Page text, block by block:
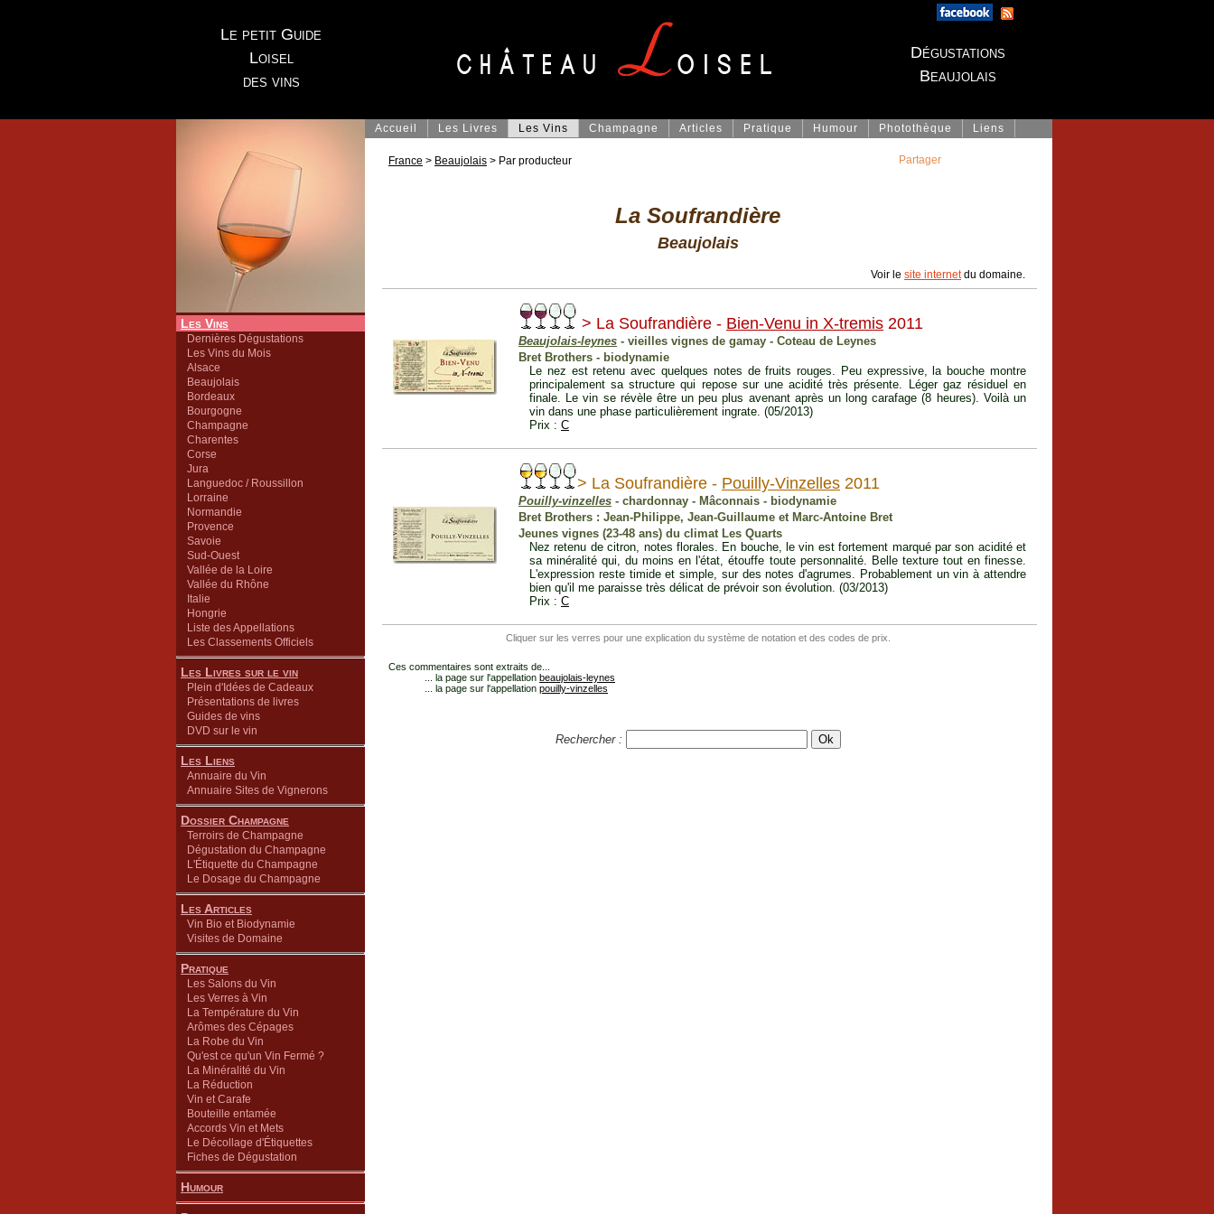
Le petit Guide
Loisel
des vins
Dégustations
Beaujolais
Les Vins
Dernières Dégustations
Les Vins du Mois
Alsace
Beaujolais
Bordeaux
Bourgogne
Champagne
Charentes
Corse
Jura
Languedoc / Roussillon
Lorraine
Normandie
Provence
Savoie
Sud-Ouest
Vallée de la Loire
Vallée du Rhône
Italie
Hongrie
Liste des Appellations
Les Classements Officiels
Les Livres sur le vin
Plein d'Idées de Cadeaux
Présentations de livres
Guides de vins
DVD sur le vin
Les Liens
Annuaire du Vin
Annuaire Sites de Vignerons
Dossier Champagne
Terroirs de Champagne
Dégustation du Champagne
L'Étiquette du Champagne
Le Dosage du Champagne
Les Articles
Vin Bio et Biodynamie
Visites de Domaine
Pratique
Les Salons du Vin
Les Verres à Vin
La Température du Vin
Arômes des Cépages
La Robe du Vin
Qu'est ce qu'un Vin Fermé ?
La Minéralité du Vin
La Réduction
Vin et Carafe
Bouteille entamée
Accords Vin et Mets
Le Décollage d'Étiquettes
Fiches de Dégustation
Humour
Accueil Les Livres Les Vins Champagne Articles Pratique Humour Photothèque Liens
France > Beaujolais > Par producteur
La Soufrandière
Beaujolais
Voir le site internetdu domaine.
> La Soufrandière - Bien-Venu in X-tremis 2011
Beaujolais-leynes - vieilles vignes de gamay - Coteau de Leynes
Bret Brothers - biodynamie
Le nez est retenu avec quelques notes de fruits rouges. Peu expressive, la bouche montre
principalement sa structure qui repose sur une acidité très présente. Léger gaz résiduel en
finale. Le vin se révèle être un peu plus avenant après un long carafage (8 heures). Voilà un
vin dans une phase particulièrement ingrate. (05/2013)
Prix : C
> La Soufrandière - Pouilly-Vinzelles 2011
Pouilly-vinzelles - chardonnay - Mâconnais - biodynamie
Bret Brothers : Jean-Philippe, Jean-Guillaume et Marc-Antoine Bret
Jeunes vignes (23-48 ans) du climat Les Quarts
Nez retenu de citron, notes florales. En bouche, le vin est fortement marqué par son acidité et
sa minéralité qui, du moins en l'état, étouffe toute personnalité. Belle texture tout en finesse.
L'expression reste timide et simple, sur des notes d'agrumes. Probablement un vin à attendre
bien qu'il me paraisse très délicat de prévoir son évolution. (03/2013)
Prix : C
Cliquer sur les verres pour une explication du système de notation et des codes de prix.
Ces commentaires sont extraits de...
... la page sur l'appellation beaujolais-leynes
... la page sur l'appellation pouilly-vinzelles
Rechercher :
Partager